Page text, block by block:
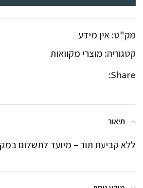
מק"ט:אין מידע
קטגוריה: מוצרי מקוואות
Share:
תיאור
ללא קביעת תור – מיועד לתשלום